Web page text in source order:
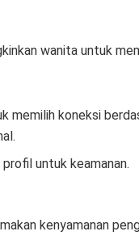
wanita untuk
memilih koneksi
untuk keamanan.
kenyamanan